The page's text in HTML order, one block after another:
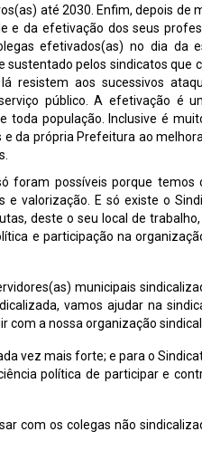
até 2030. Enfim, depois de
e da efetivação dos seus
efetivados(as) no dia da
pelos sindicatos que
resistem aos sucessivos
público. A efetivação é
população. Inclusive é
da própria Prefeitura ao
foram possíveis porque temos
valorização. E só existe o
deste o seu local de
e participação na
municipais
vamos ajudar na
a nossa organização sindical.
vez mais forte; e para o
política de participar e
com os colegas não